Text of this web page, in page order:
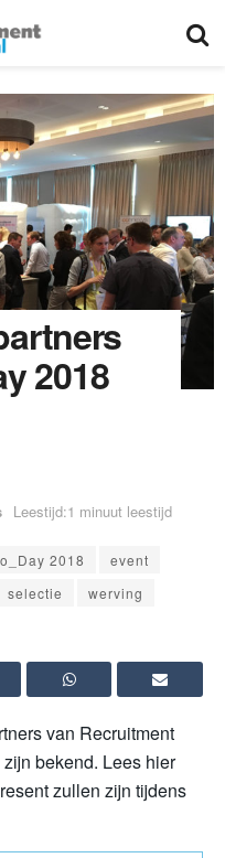
2018
Leestijd:1 minuut leestijd
2018
event
selectie werving
van Recruitment
bekend. Lees hier
zullen zijn tijdens